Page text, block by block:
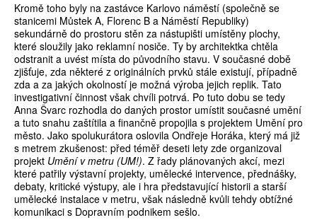
Kromě toho byly na zastávce Karlovo náměstí (společně se
stanicemi Můstek A, Florenc B a Náměstí Republiky)
sekundárně do prostoru stěn za nástupišti umístěny plochy,
které sloužily jako reklamní nosiče. Ty by architektka chtěla
odstranit a uvést místa do původního stavu. V současné době
zjišťuje, zda některé z originálních prvků stále existují, případně
zda a za jakých okolností je možná výroba jejich replik. Tato
investigativní činnost však chvíli potrvá. Po tuto dobu se tedy
Anna Švarc rozhodla do daných prostor umístit současné umění
a tuto snahu zaštítila a finančně propojila s projektem Umění pro
město. Jako spolukurátora oslovila Ondřeje Horáka, který má již
s metrem zkušenost: před téměř deseti lety zde organizoval
projekt Umění v metru (UM!). Z řady plánovaných akcí, mezi
které patřily výstavní projekty, umělecké intervence, přednášky,
debaty, kritické výstupy, ale i hra představující historii a starší
umělecké instalace v metru, však následně kvůli tehdy obtížné
komunikaci s Dopravním podnikem sešlo.